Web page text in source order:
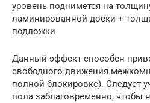
уровень поднимется на
ламинированной доски +
подложки
Данный эффект способен
свободного движения
полной блокировке). Следует
пола заблаговременно, чтобы